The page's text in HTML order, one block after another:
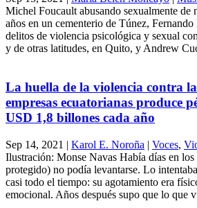
Michel Foucault abusando sexualmente de
años en un cementerio de Túnez,
delitos de violencia psicológica y sexual
y de otras latitudes, en Quito, y Andrew
La huella de la violencia contra
empresas ecuatorianas produce
USD 1,8 billones cada año
Sep 14, 2021 | Karol E. Noroña | Voces,
Ilustración: Monse Navas Había días en
protegido) no podía levantarse. Lo
casi todo el tiempo: su agotamiento era
emocional. Años después supo que lo que